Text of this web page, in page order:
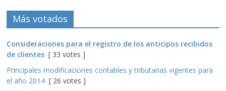
Más votados
Consideraciones para el registro de los anticipos recibidos
de clientes [ 33 votes ]
Principales modificaciones contables y tributarias vigentes para
el año 2014 [ 26 votes ]